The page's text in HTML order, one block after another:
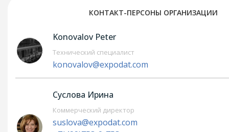
КОНТАКТ-ПЕРСОНЫ ОРГАНИЗАЦИИ
Konovalov Peter
Технический специалист
konovalov@expodat.com
Суслова Ирина
Коммерческий директор
suslova@expodat.com